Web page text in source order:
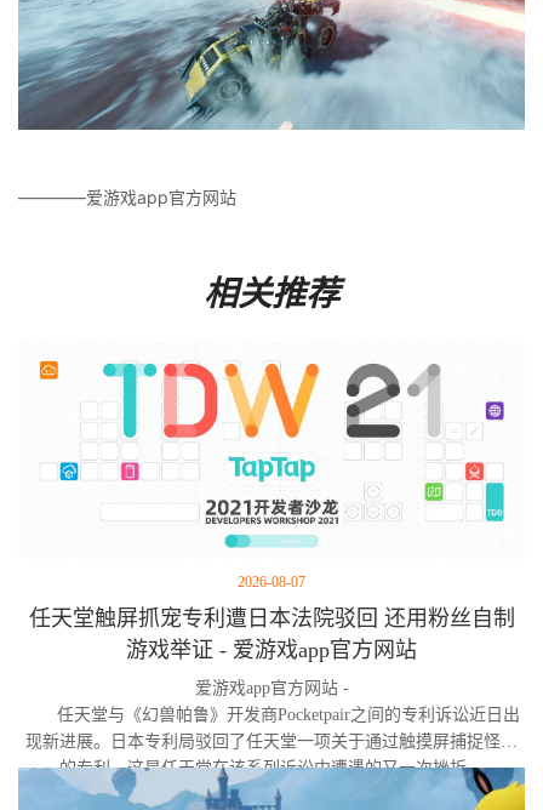
————爱游戏app官方网站
相关推荐
2026-08-07
任天堂触屏抓宠专利遭日本法院驳回 还用粉丝自制
游戏举证 - 爱游戏app官方网站
爱游戏app官方网站 -
任天堂与《幻兽帕鲁》开发商Pocketpair之间的专利诉讼近日出
现新进展。日本专利局驳回了任天堂一项关于通过触摸屏捕捉怪物
的专利，这是任天堂在该系列诉讼中遭遇的又一次挫折。